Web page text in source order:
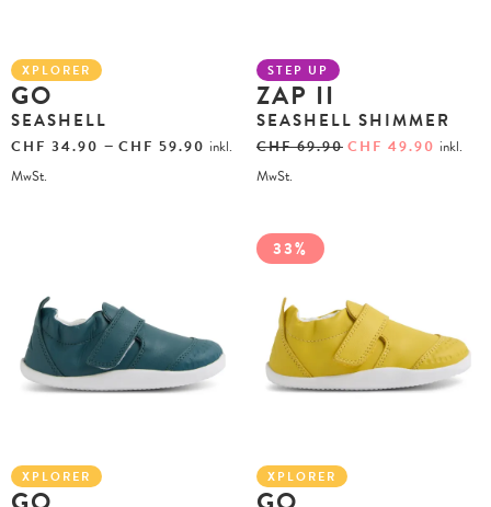
XPLORER
GO
SEASHELL
CHF 34.90 – CHF 59.90 inkl.
MwSt.
STEP UP
ZAP II
SEASHELL SHIMMER
CHF69.90 CHF 49.90 inkl.
MwSt.
XPLORER
33%
XPLORER